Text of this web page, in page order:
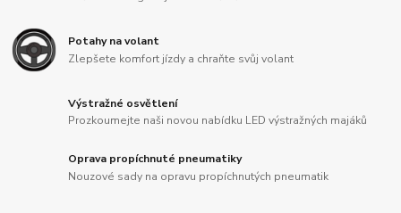
Potahy na volant
Zlepšete komfort jízdy a chraňte svůj volant
Výstražné osvětlení
Prozkoumejte naši novou nabídku LED výstražných majáků
Oprava propíchnuté pneumatiky
Nouzové sady na opravu propíchnutých pneumatik